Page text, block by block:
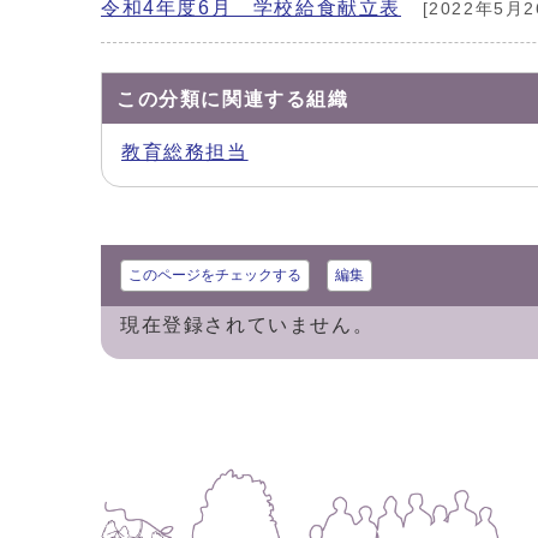
令和4年度6月 学校給食献立表 [2022年5月
この分類に関連する組織
教育総務担当
このページをチェックする 編集
現在登録されていません。